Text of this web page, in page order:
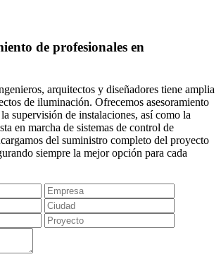
de profesionales en
arquitectos y diseñadores tiene amplia
de iluminación. Ofrecemos asesoramiento
supervisión de instalaciones, así como la
en marcha de sistemas de control de
del suministro completo del proyecto
siempre la mejor opción para cada